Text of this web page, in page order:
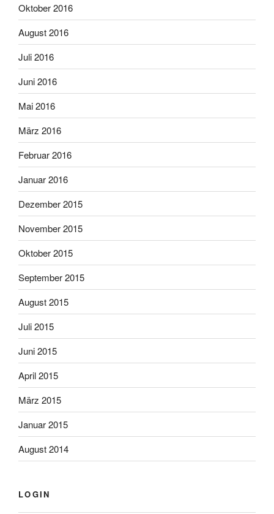
Oktober 2016
August 2016
Juli 2016
Juni 2016
Mai 2016
März 2016
Februar 2016
Januar 2016
Dezember 2015
November 2015
Oktober 2015
September 2015
August 2015
Juli 2015
Juni 2015
April 2015
März 2015
Januar 2015
August 2014
LOGIN